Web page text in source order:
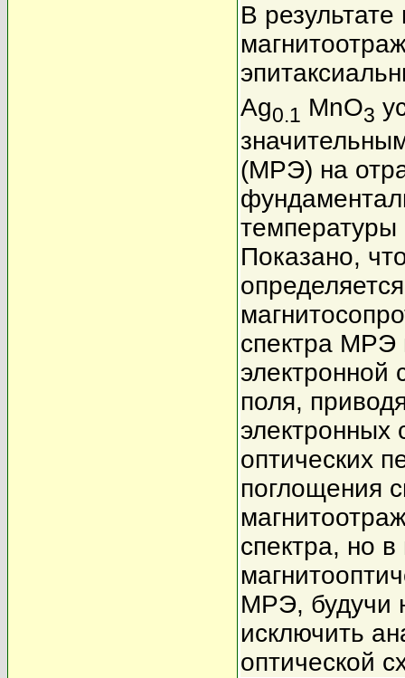
В
Ag0.1 MnO3
(МРЭ) на
температуры
Показано,
спектра МРЭ
электронной
поля,
электронных
оптических
поглощения
спектра, но
МРЭ, будучи
исключить
оптической